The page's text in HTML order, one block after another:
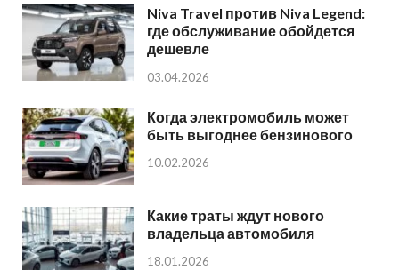
Niva Travel против Niva Legend:
где обслуживание обойдется
дешевле
03.04.2026
Когда электромобиль может
быть выгоднее бензинового
10.02.2026
Какие траты ждут нового
владельца автомобиля
18.01.2026